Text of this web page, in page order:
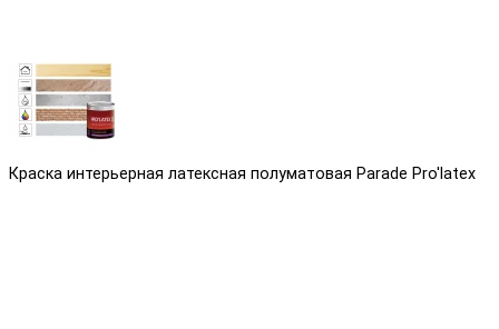
Краска интерьерная латексная полуматовая Parade Pro'latex